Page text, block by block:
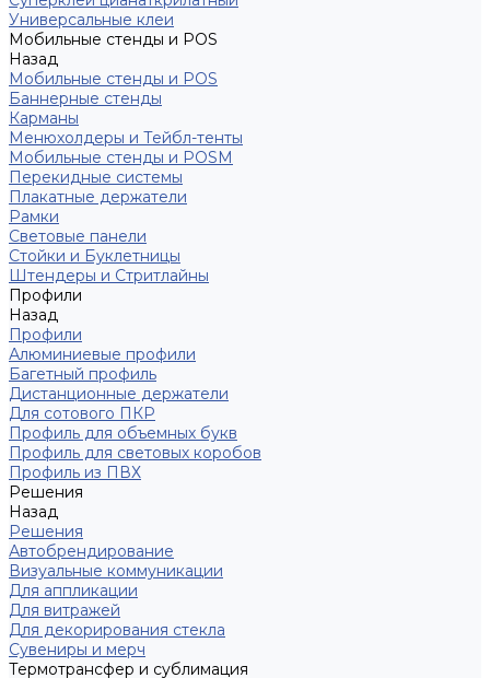
Универсальные клеи
Мобильные стенды и POS
Назад
Мобильные стенды и POS
Баннерные стенды
Карманы
Менюхолдеры и Тейбл-тенты
Мобильные стенды и POSM
Перекидные системы
Плакатные держатели
Рамки
Световые панели
Стойки и Буклетницы
Штендеры и Стритлайны
Профили
Назад
Профили
Алюминиевые профили
Багетный профиль
Дистанционные держатели
Для сотового ПКР
Профиль для объемных букв
Профиль для световых коробов
Профиль из ПВХ
Решения
Назад
Решения
Автобрендирование
Визуальные коммуникации
Для аппликации
Для витражей
Для декорирования стекла
Сувениры и мерч
Термотрансфер и сублимация